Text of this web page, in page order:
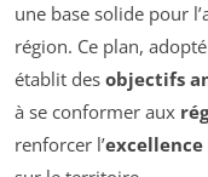
une base solide pour
région. Ce plan,
établit des objectifs
à se conformer aux
renforcer l’